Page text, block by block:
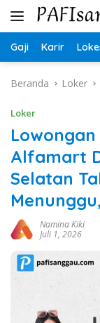
Langsung
Gaji Karir
Beranda Loker
Loker
Alfamart
Selatan
Namina Kiki
Juli 1, 2026